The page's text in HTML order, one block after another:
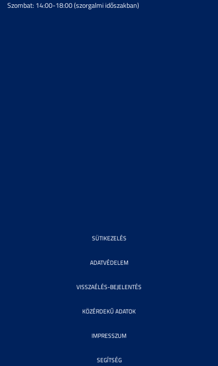
Szombat: 14:00-18:00 (szorgalmi időszakban)
SÜTIKEZELÉS
ADATVÉDELEM
VISSZAÉLÉS-BEJELENTÉS
KÖZÉRDEKŰ ADATOK
IMPRESSZUM
SEGÍTSÉG